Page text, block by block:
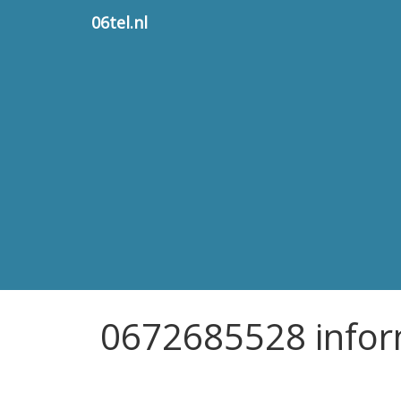
06tel.nl
0672685528